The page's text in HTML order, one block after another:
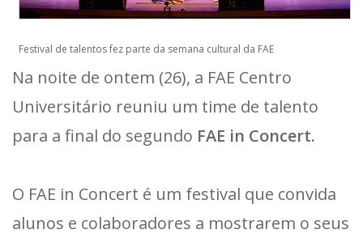
Festival de talentos fez parte da semana cultural da FAE
Na noite de ontem (26), a FAE Centro
Universitário reuniu um time de talento
para a final do segundo FAE in Concert.
O FAE in Concert é um festival que convida
alunos e colaboradores a mostrarem o seus